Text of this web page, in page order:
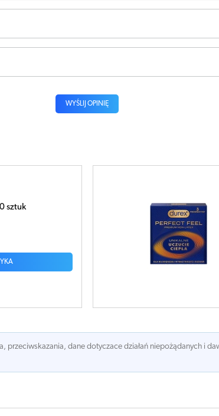
WYŚLIJ OPINIĘ
PERFECT FEEL x 3
przeciwskazania, dane dotyczace działań niepożądanych i